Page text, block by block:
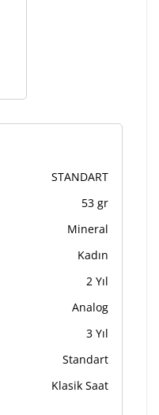
süresi gravür işleme
kargoya verilecektir.
STANDART
53 gr
Mineral
Kadın
2 Yıl
Analog
3 Yıl
Standart
Klasik Saat